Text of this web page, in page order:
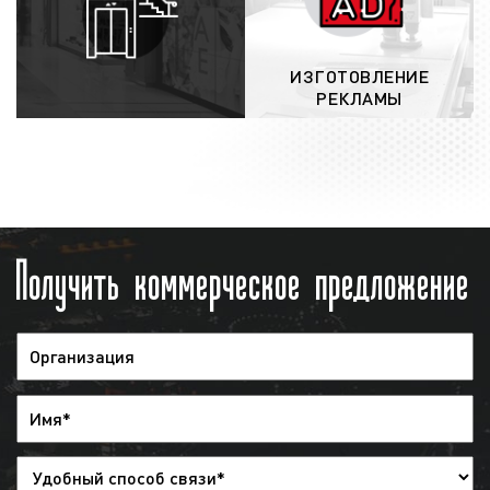
выхода рекламы, количество выходов
рекламы в день и за период, долю
прайма. Корректировки, производимые
заказчиком, приводят к изменению цены.
Поэтому, после каждого исправления
заказчиком и нашим агентством заключается
договор. В договоре указываются все
основные положения выхода рекламы, а
также прописываются достигнутые
договоренности по медиаплану. Договор
направляется заказчику по электронной
почте, а оригиналы – по почте России или
выход рекламы на радио:после
заключения договора и проведения
ИЗГОТОВЛЕНИЕ
РЕКЛАМЫ
Получить коммерческое предложение